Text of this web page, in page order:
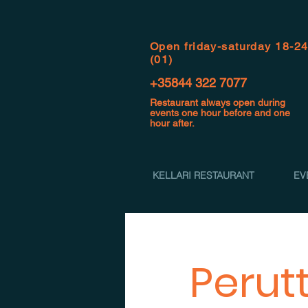
Open friday-saturday 18-24
(01)
+35844 322 7077
Restaurant always open during
events one hour before and one
hour after.
KELLARI RESTAURANT